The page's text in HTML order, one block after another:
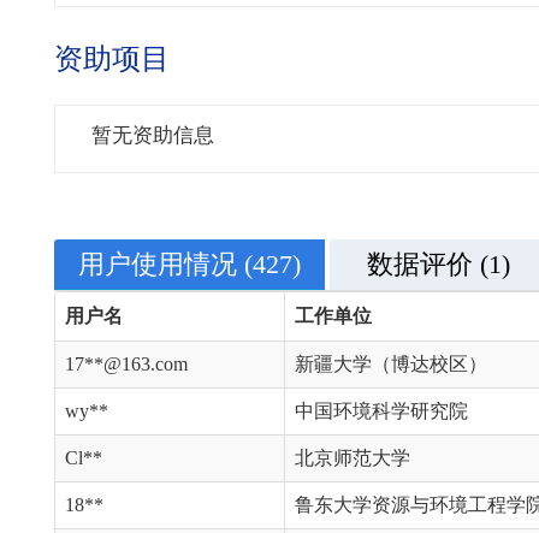
资助项目
暂无资助信息
用户使用情况 (427) 数据评价 (1)
用户名 工作单位
17**@163.com 新疆大学（博达校区）
wy** 中国环境科学研究院
Cl** 北京师范大学
18** 鲁东大学资源与环境工程学